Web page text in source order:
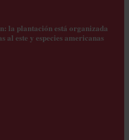
la plantación está organizada
al este y especies americanas